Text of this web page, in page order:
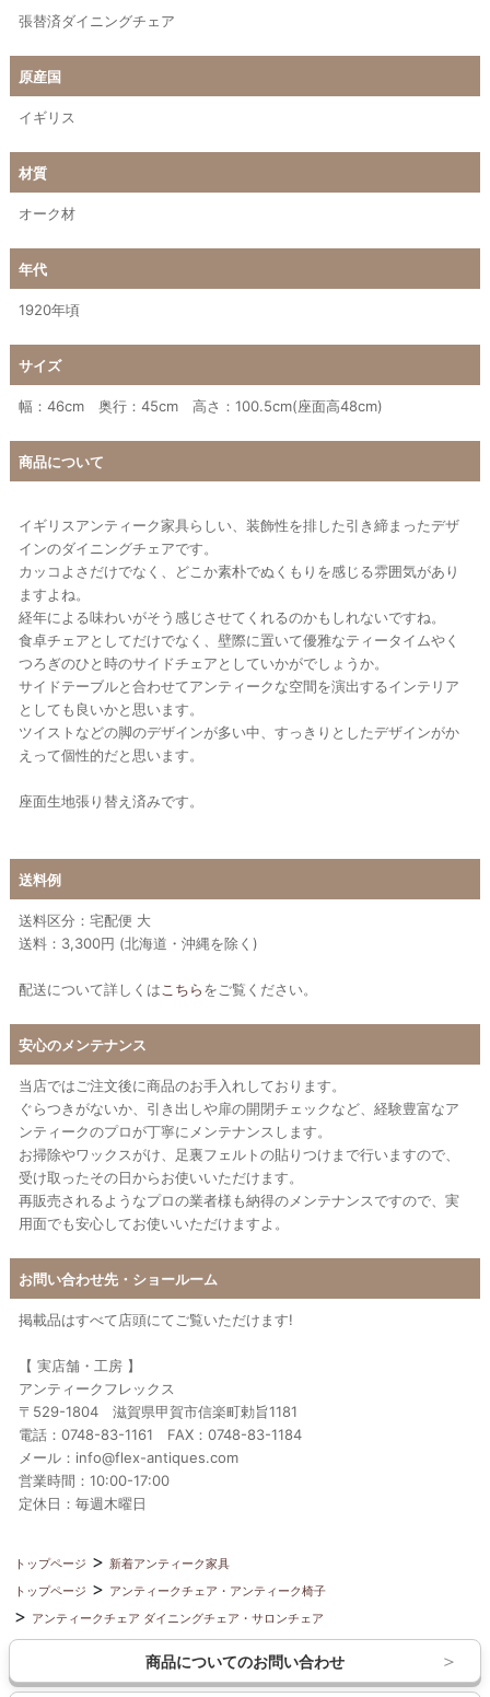
張替済ダイニングチェア
原産国
イギリス
材質
オーク材
年代
1920年頃
サイズ
幅：46cm 奥行：45cm 高さ：100.5cm(座面高48cm)
商品について
イギリスアンティーク家具らしい、装飾性を排した引き締まったデザ
インのダイニングチェアです。
カッコよさだけでなく、どこか素朴でぬくもりを感じる雰囲気があり
ますよね。
経年による味わいがそう感じさせてくれるのかもしれないですね。
食卓チェアとしてだけでなく、壁際に置いて優雅なティータイムやく
つろぎのひと時のサイドチェアとしていかがでしょうか。
サイドテーブルと合わせてアンティークな空間を演出するインテリア
としても良いかと思います。
ツイストなどの脚のデザインが多い中、すっきりとしたデザインがか
えって個性的だと思います。
座面生地張り替え済みです。
送料例
送料区分：宅配便 大
送料：3,300円 (北海道・沖縄を除く)
配送について詳しくは こちらをご覧ください。
安心のメンテナンス
当店ではご注文後に商品のお手入れしております。
ぐらつきがないか、引き出しや扉の開閉チェックなど、経験豊富なア
ンティークのプロが丁寧にメンテナンスします。
お掃除やワックスがけ、足裏フェルトの貼りつけまで行いますので、
受け取ったその日からお使いいただけます。
再販売されるようなプロの業者様も納得のメンテナンスですので、実
用面でも安心してお使いいただけますよ。
お問い合わせ先・ショールーム
掲載品はすべて店頭にてご覧いただけます!
【 実店舗・工房 】
アンティークフレックス
〒529-1804 滋賀県甲賀市信楽町勅旨1181
電話：0748-83-1161 FAX：0748-83-1184
メール：info@flex-antiques.com
営業時間：10:00-17:00
定休日：毎週木曜日
トップページ
新着アンティーク家具
トップページ
アンティークチェア・アンティーク椅子
アンティークチェア ダイニングチェア・サロンチェア
商品についてのお問い合わせ